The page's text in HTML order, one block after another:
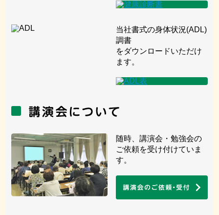
当社書式の身体状況(ADL)
調書
をダウンロードいただけ
ます。
随時、講演会・勉強会の
ご依頼を受け付けていま
す。